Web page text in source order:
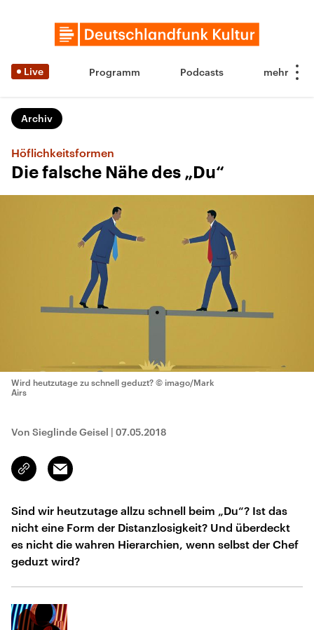
Live Programm Podcasts
Archiv
Höflichkeitsformen
Die falsche Nähe des „Du“
Wird heutzutage zu schnell geduzt? © imago/Mark
Airs
Von Sieglinde Geisel | 07.05.2018
Link
kopieren/teilen
Email
Sind wir heutzutage allzu schnell beim „Du“? Ist das
nicht eine Form der Distanzlosigkeit? Und überdeckt
es nicht die wahren Hierarchien, wenn selbst der Chef
geduzt wird?